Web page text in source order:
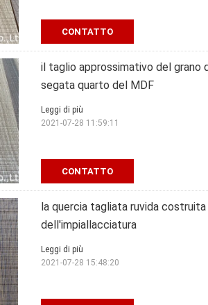
CONTATTO
il taglio approssimativo del grano
segata quarto del MDF
CONTATTO
Leggi di più
2021-07-28 11:59:11
la quercia tagliata ruvida
dell'impiallacciatura
Leggi di più
2021-07-28 15:48:20